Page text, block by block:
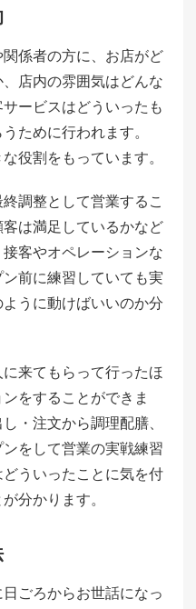
係者の方に、お店がど
店内の雰囲気はどんな
ービスはどういったも
ために行われます。
役割をもっています。
調整として営業するこ
は満足しているかなど
客やオペレーションな
前に練習していても実
うに動けばいいのか分
来てもらって行ったほ
をすることができま
・注文から調理配膳、
をして営業の実戦練習
ういったことに気を付
分かります。
ごろからお世話になっ